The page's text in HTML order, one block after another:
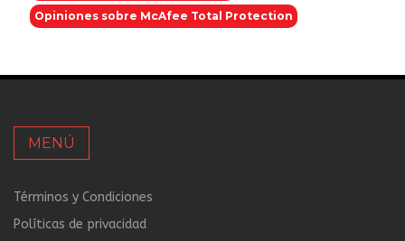
Opiniones sobre McAfee Total Protection
MENÚ
Términos y Condiciones
Políticas de privacidad